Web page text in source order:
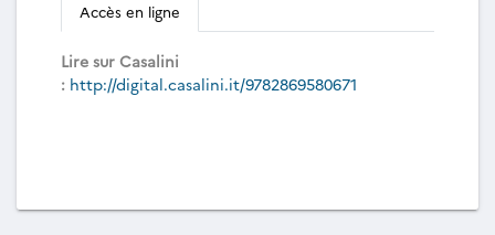
Accès en ligne
Lire sur Casalini
: http://digital.casalini.it/9782869580671